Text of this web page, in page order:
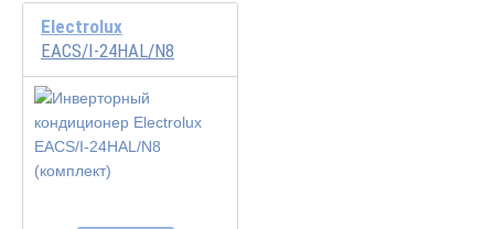
Electrolux
EACS/I-24HAL/N8
Инвертор